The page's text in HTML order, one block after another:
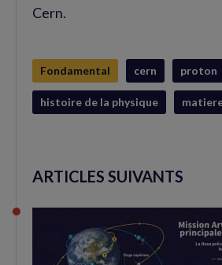
Cern.
Fondamental cern proton
histoire de la physique
ARTICLES SUIVANTS